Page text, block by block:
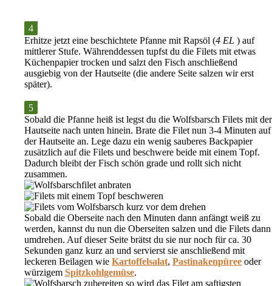
Erhitze jetzt eine beschichtete Pfanne mit Rapsöl (4 EL ) auf
mittlerer Stufe. Währenddessen tupfst du die Filets mit etwas
Küchenpapier trocken und salzt den Fisch anschließend
ausgiebig von der Hautseite (die andere Seite salzen wir erst
später).
Sobald die Pfanne heiß ist legst du die Wolfsbarsch Filets mit der
Hautseite nach unten hinein. Brate die Filet nun 3-4 Minuten auf
derHautseite an. Lege dazu ein wenig sauberes Backpapier
zusätzlich auf die Filets und beschwere beide mit einem Topf.
Dadurch bleibt der Fisch schön grade und rollt sich nicht
zusammen.
Sobald die Oberseite nach den Minuten dann anfängt weiß zu
werden, kannst du nun die Oberseiten salzen und die Filets dann
umdrehen. Auf dieser Seite brätst du sie nur noch fürca. 30
Sekunden ganz kurz an und servierst sie anschließend mit
leckeren Beilagen wie Kartoffelsalat, Pastinakenpüree oder
würzigem Spitzkohlgemüse.